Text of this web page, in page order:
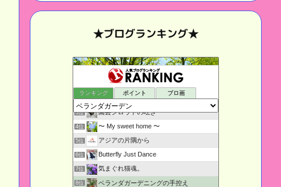
★ブログランキング★
ランキング ポイント ブロ画
鉢庭らいふ
2位 ベランダぐらし
3位 園芸シロウトの呟き・・・
4位 〜 My sweet home 〜
5位 アジアの片隅から
6位 Butterfly Just Dance
7位 気まぐれ猫魂。
8位 ベランダガーデニングの手控え